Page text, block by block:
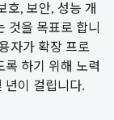
호, 보안, 성능 개
것을 목표로 합니
자가 확장 프로
하기 위해 노력
년이 걸립니다.